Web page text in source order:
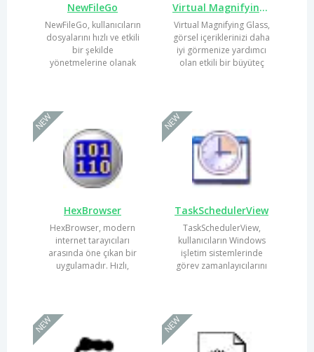
NewFileGo
NewFileGo, kullanıcıların
dosyalarını hızlı ve etkili
bir şekilde
yönetmelerine olanak
Virtual Magnifying Glass
Virtual Magnifying Glass,
görsel içeriklerinizi daha
iyi görmenize yardımcı
olan etkili bir büyüteç
HexBrowser
HexBrowser, modern
internet tarayıcıları
arasında öne çıkan bir
uygulamadır. Hızlı,
NEW
TaskSchedulerView
TaskSchedulerView,
kullanıcıların Windows
işletim sistemlerinde
görev zamanlayıcılarını
NEW
NEW NEW